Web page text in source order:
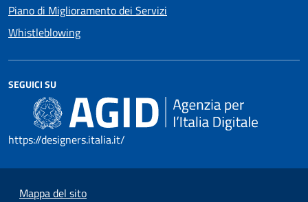
Piano di Miglioramento dei Servizi
Whistleblowing
SEGUICI SU
https://designers.italia.it/
Mappa del sito